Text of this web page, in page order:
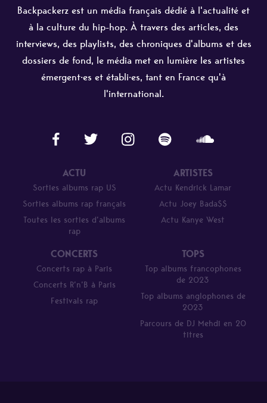
Backpackerz est un média français dédié à l'actualité et
à la culture du hip-hop. À travers des articles, des
interviews, des playlists, des chroniques d'albums et des
dossiers de fond, le média met en lumière les artistes
émergent·es et établi·es, tant en France qu'à
l'international.
ACTU
Sorties albums rap US
Sorties albums rap français
Toutes les sorties d’albums
rap
ARTISTES
Actu Kendrick Lamar
Actu Joey Bada$$
Actu Kanye West
CONCERTS
Concerts rap à Paris
Concerts R’n’B à Paris
Festivals rap
TOPS
Top albums francophones
de 2023
Top albums anglophones de
2023
Parcours de DJ Mehdi en 20
titres